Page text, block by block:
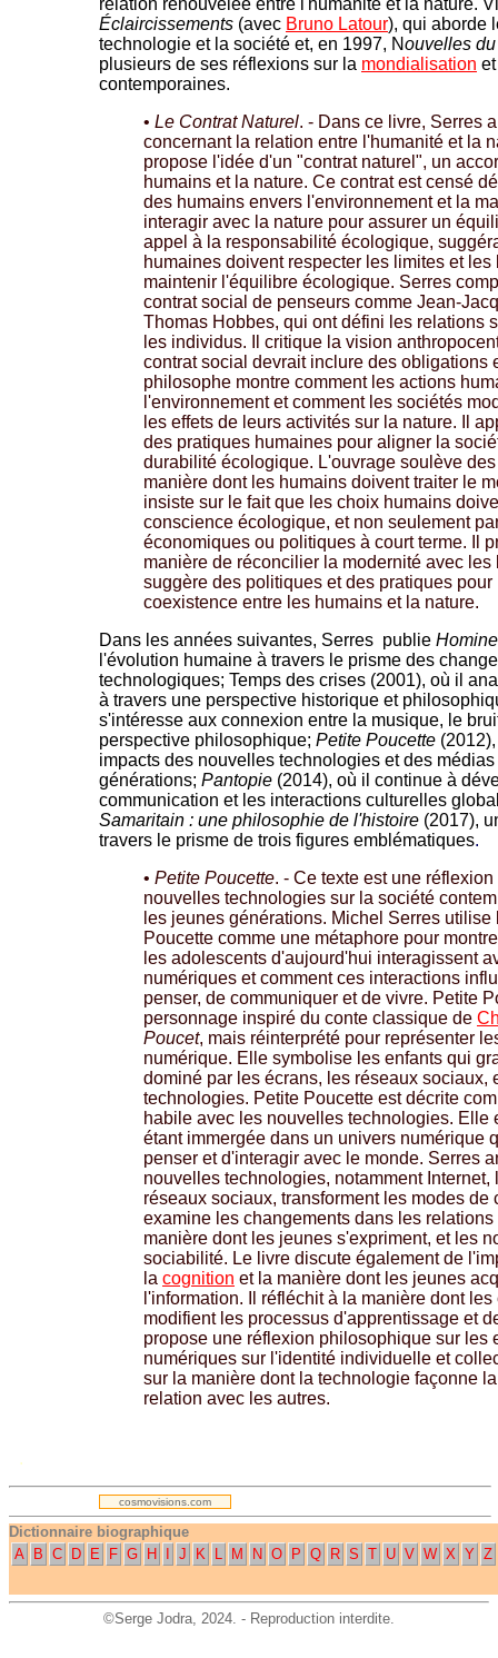
relation renouvelée entre l'humanité et la nature.
Éclaircissements (avec Bruno Latour), qui aborde
technologie et la société et, en 1997, Nouvelles
plusieurs de ses réflexions sur la mondialisation
contemporaines.
• Le Contrat Naturel. - Dans ce livre, Serres
concernant la relation entre l'humanité et la
propose l'idée d'un "contrat naturel", un
humains et la nature. Ce contrat est censé
des humains envers l'environnement et la
interagir avec la nature pour assurer un
appel à la responsabilité écologique,
humaines doivent respecter les limites et
maintenir l'équilibre écologique. Serres
contrat social de penseurs comme Jean-
Thomas Hobbes, qui ont défini les relations
les individus. Il critique la vision
contrat social devrait inclure des obligations
philosophe montre comment les actions
l'environnement et comment les sociétés
les effets de leurs activités sur la nature. Il
des pratiques humaines pour aligner la
durabilité écologique. L'ouvrage soulève
manière dont les humains doivent traiter le
insiste sur le fait que les choix humains
conscience écologique, et non seulement
économiques ou politiques à court terme. Il
manière de réconcilier la modernité avec
suggère des politiques et des pratiques
coexistence entre les humains et la nature.
Dans les années suivantes, Serres publie
l'évolution humaine à travers le prisme des
technologiques; Temps des crises (2001), où il
à travers une perspective historique et
s'intéresse aux connexion entre la musique, le
perspective philosophique; Petite Poucette
impacts des nouvelles technologies et des
générations; Pantopie (2014), où il continue à
communication et les interactions culturelles
Samaritain : une philosophie de l'histoire (2017),
travers le prisme de trois figures emblématiques.
• Petite Poucette. - Ce texte est une
nouvelles technologies sur la société
les jeunes générations. Michel Serres
Poucette comme une métaphore pour
les adolescents d'aujourd'hui interagissent
numériques et comment ces interactions
penser, de communiquer et de vivre. Petite
personnage inspiré du conte classique de
Poucet, mais réinterprété pour représenter
numérique. Elle symbolise les enfants qui
dominé par les écrans, les réseaux sociaux,
technologies. Petite Poucette est décrite
habile avec les nouvelles technologies. Elle
étant immergée dans un univers numérique
penser et d'interagir avec le monde. Serres
nouvelles technologies, notamment Internet,
réseaux sociaux, transforment les modes de
examine les changements dans les
manière dont les jeunes s'expriment, et les
sociabilité. Le livre discute également de
la cognition et la manière dont les jeunes
l'information. Il réfléchit à la manière dont
modifient les processus d'apprentissage et
propose une réflexion philosophique sur les
numériques sur l'identité individuelle et
sur la manière dont la technologie façonne
relation avec les autres.
.
cosmovisions.com
Dictionnaire biographique
A
B C D E F G H J K L M N O P Q R S T U V W X Y Z
©Serge Jodra, 2024. - Reproduction interdite.